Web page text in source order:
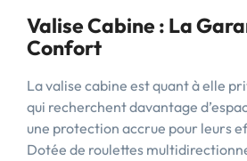
Valise Cabine : La
Confort
La valise cabine est quant à elle
qui recherchent davantage
une protection accrue pour leurs
Dotée de roulettes